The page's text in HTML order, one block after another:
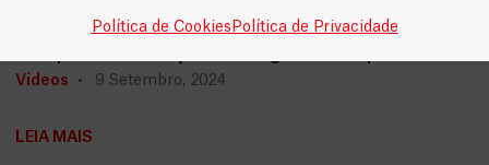
Política de Cookies Política de Privacidade
Vídeos 9 Setembro, 2024
LEIA MAIS